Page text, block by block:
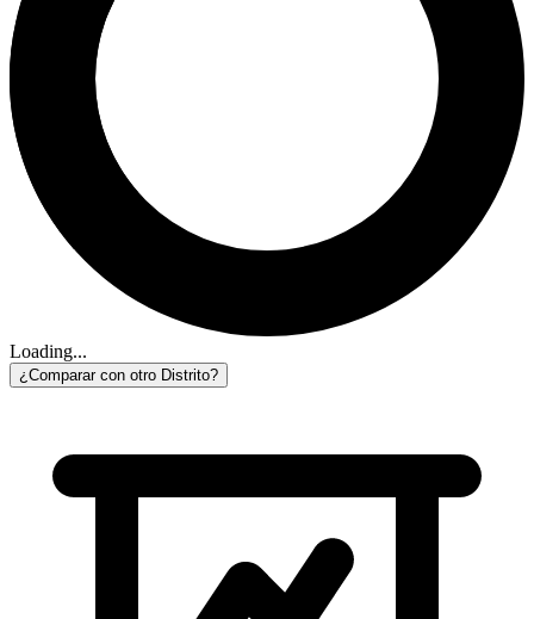
Loading...
¿Comparar con otro Distrito?